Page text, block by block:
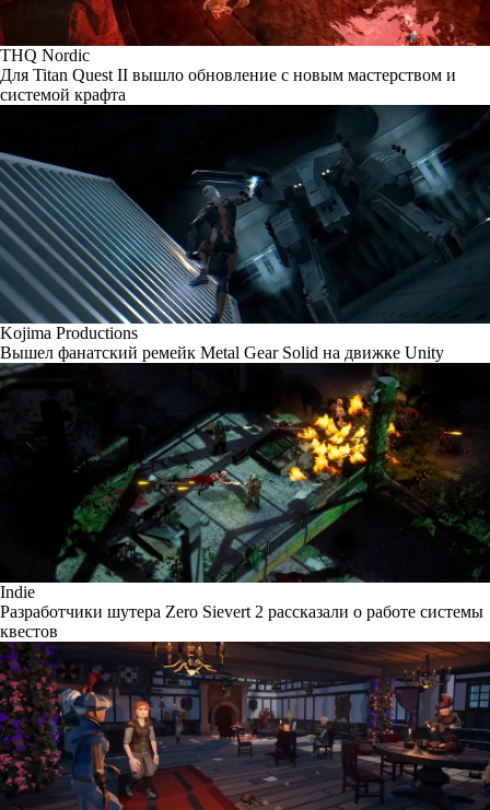
THQ Nordic
Для Titan Quest II вышло обновление с новым мастерством и
системой крафта
Kojima Productions
Вышел фанатский ремейк Metal Gear Solid на движке Unity
Indie
Разработчики шутера Zero Sievert 2 рассказали о работе системы
квестов